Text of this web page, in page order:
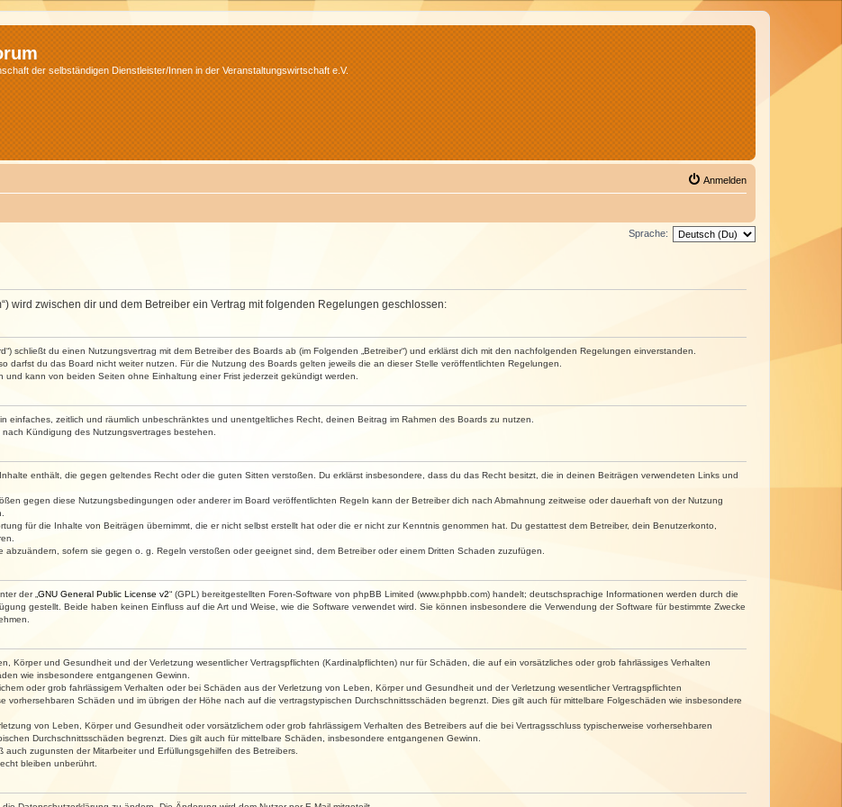
der selbständigen Dienstleister/Innen in der Veranstaltungswirtschaft e.V.
Anmelden
Sprache:
wird zwischen dir und dem Betreiber ein Vertrag mit folgenden Regelungen geschlossen:
schließt du einen Nutzungsvertrag mit dem Betreiber des Boards ab (im Folgenden „Betreiber“) und erklärst dich mit den nachfolgenden Regelungen einverstanden.
darfst du das Board nicht weiter nutzen. Für die Nutzung des Boards gelten jeweils die an dieser Stelle veröffentlichten Regelungen.
kann von beiden Seiten ohne Einhaltung einer Frist jederzeit gekündigt werden.
einfaches, zeitlich und räumlich unbeschränktes und unentgeltliches Recht, deinen Beitrag im Rahmen des Boards zu nutzen.
Kündigung des Nutzungsvertrages bestehen.
enthält, die gegen geltendes Recht oder die guten Sitten verstoßen. Du erklärst insbesondere, dass du das Recht besitzt, die in deinen Beiträgen verwendeten Links und
gegen diese Nutzungsbedingungen oder anderer im Board veröffentlichten Regeln kann der Betreiber dich nach Abmahnung zeitweise oder dauerhaft von der Nutzung
für die Inhalte von Beiträgen übernimmt, die er nicht selbst erstellt hat oder die er nicht zur Kenntnis genommen hat. Du gestattest dem Betreiber, dein Benutzerkonto,
sofern sie gegen o. g. Regeln verstoßen oder geeignet sind, dem Betreiber oder einem Dritten Schaden zuzufügen.
der „ GNU General Public License v2“ (GPL) bereitgestellten Foren-Software von phpBB Limited (www.phpbb.com) handelt; deutschsprachige Informationen werden durch die
gestellt. Beide haben keinen Einfluss auf die Art und Weise, wie die Software verwendet wird. Sie können insbesondere die Verwendung der Software für bestimmte Zwecke
Körper und Gesundheit und der Verletzung wesentlicher Vertragspflichten (Kardinalpflichten) nur für Schäden, die auf ein vorsätzliches oder grob fahrlässiges Verhalten
wie insbesondere entgangenen Gewinn.
oder grob fahrlässigem Verhalten oder bei Schäden aus der Verletzung von Leben, Körper und Gesundheit und der Verletzung wesentlicher Vertragspflichten
vorhersehbaren Schäden und im übrigen der Höhe nach auf die vertragstypischen Durchschnittsschäden begrenzt. Dies gilt auch für mittelbare Folgeschäden wie insbesondere
von Leben, Körper und Gesundheit oder vorsätzlichem oder grob fahrlässigem Verhalten des Betreibers auf die bei Vertragsschluss typischerweise vorhersehbaren
Durchschnittsschäden begrenzt. Dies gilt auch für mittelbare Schäden, insbesondere entgangenen Gewinn.
zugunsten der Mitarbeiter und Erfüllungsgehilfen des Betreibers.
bleiben unberührt.